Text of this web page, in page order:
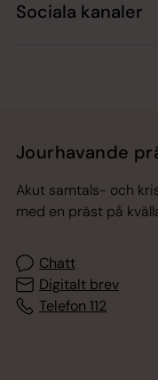
Sociala kanaler
Jourhavande
Akut samtals- och
med en präst på
Chatt
Digitalt brev
Telefon 112